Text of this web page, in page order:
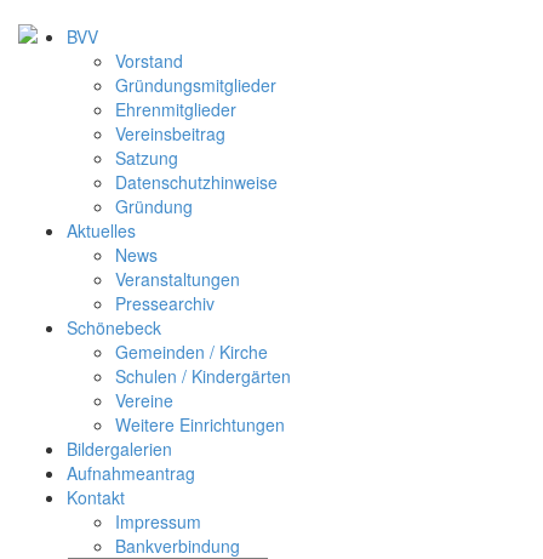
BVV
Vorstand
Gründungsmitglieder
Ehrenmitglieder
Vereinsbeitrag
Satzung
Datenschutzhinweise
Gründung
Aktuelles
News
Veranstaltungen
Pressearchiv
Schönebeck
Gemeinden / Kirche
Schulen / Kindergärten
Vereine
Weitere Einrichtungen
Bildergalerien
Aufnahmeantrag
Kontakt
Impressum
Bankverbindung